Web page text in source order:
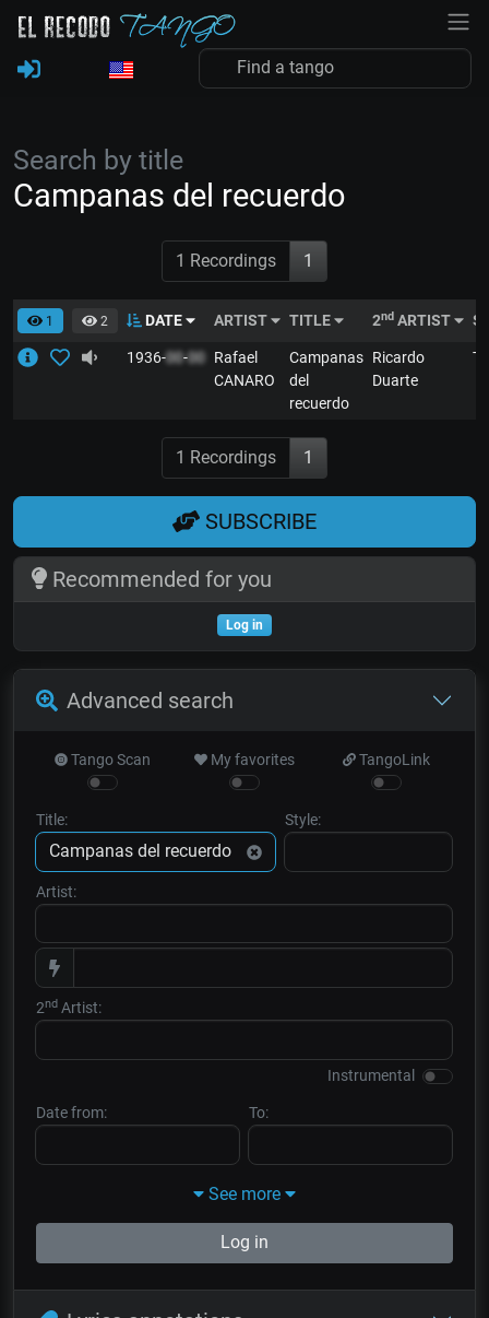
Search by title
Campanas del recuerdo
1 Recordings 1
1 2 DATE ARTIST TITLE 2nd ARTIST
1936-00-00
Rafael
CANARO
Campanas
del
recuerdo
Ricardo
Duarte
1 Recordings 1
SUBSCRIBE
Recommended for you
Log in
Advanced search
Tango Scan My favorites TangoLink
Title: Style:
Artist:
2nd Artist:
Instrumental
Date from: To:
See more
Log in